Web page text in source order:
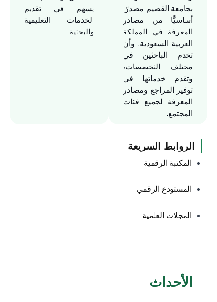
الدور بمستوياته المتعددة على
أرفف الكتب والمراجع، وغرف
الدراسة البحثية الجماعية
بجامعة القصيم مصدرًا
أساسيًّا من مصادر
المعرفة في المملكة
العربية السعودية، وأن
تخدم الباحثين في
مختلف التخصصات،
وتقدم خدماتها في
توفير المراجع ومصادر
المعرفة لجميع فئات
المجتمع.
يسهم في تقديم
الخدمات التعليمية
والبحثية.
الروابط السريعة
المكتبة الرقمية
المستودع الرقمي
المجلات العلمية
الأحداث